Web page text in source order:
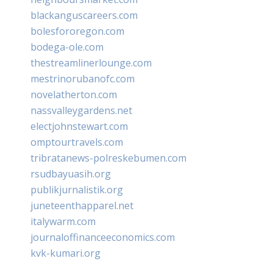
blackanguscareers.com
bolesfororegon.com
bodega-ole.com
thestreamlinerlounge.com
mestrinorubanofc.com
novelatherton.com
nassvalleygardens.net
electjohnstewart.com
omptourtravels.com
tribratanews-polreskebumen.com
rsudbayuasih.org
publikjurnalistik.org
juneteenthapparel.net
italywarm.com
journaloffinanceeconomics.com
kvk-kumari.org